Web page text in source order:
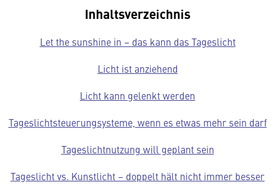
Inhaltsverzeichnis
Let the sunshine in – das kann das Tageslicht
Licht ist anziehend
Licht kann gelenkt werden
Tageslichtsteuerungsysteme, wenn es etwas mehr sein darf
Tageslichtnutzung will geplant sein
Tageslicht vs. Kunstlicht – doppelt hält nicht immer besser